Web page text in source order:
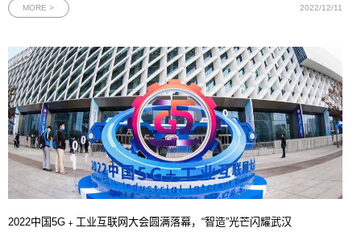
同举办的通信行业年度盛会，自2013年起，已成功举办9届，搭建了生态产业
MORE > 2022/12/11
2022中国5G﹢工业互联网大会圆满落幕，“智造”光芒闪耀武汉